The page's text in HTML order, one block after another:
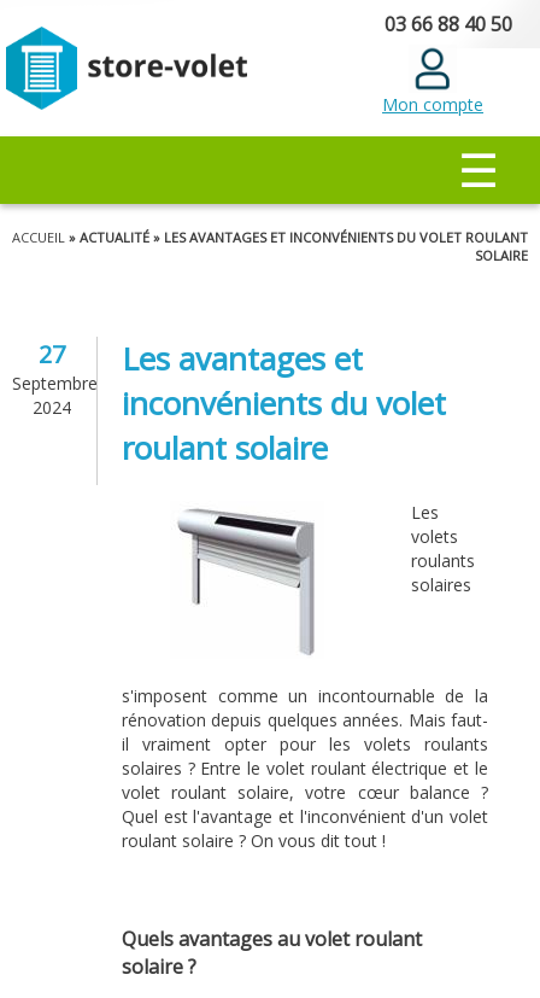
principal
03 66 88 40 50
Mon compte
☰
Vous êtes ici
ACCUEIL » ACTUALITÉ » LES AVANTAGES ET INCONVÉNIENTS DU VOLET ROULANT
SOLAIRE
27
Septembre
2024
Les avantages et
inconvénients du volet
roulant solaire
Les
volets
roulants
solaires
s'imposent comme un incontournable de la
rénovation depuis quelques années. Mais faut-
il vraiment opter pour les volets roulants
solaires ? Entre le volet roulant électrique et le
volet roulant solaire, votre cœur balance ?
Quel est l'avantage et l'inconvénient d'un volet
roulant solaire ? On vous dit tout !
Quels avantages au volet roulant
solaire ?